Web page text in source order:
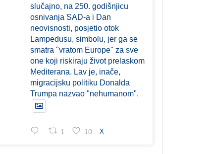
slučajno, na 250. godišnjicu
osnivanja SAD-a i Dan
neovisnosti, posjetio otok
Lampedusu, simbolu, jer ga se
smatra "vratom Europe" za sve
one koji riskiraju život prelaskom
Mediterana. Lav je, inače,
migracijsku politiku Donalda
Trumpa nazvao "nehumanom".
1 10 X